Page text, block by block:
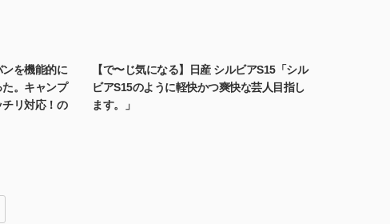
ンを機能的に
。キャンプ
リ対応！の
【で〜じ気になる】日産 シルビアS15「シル
ビアS15のように軽快かつ爽快な芸人目指し
ます。」